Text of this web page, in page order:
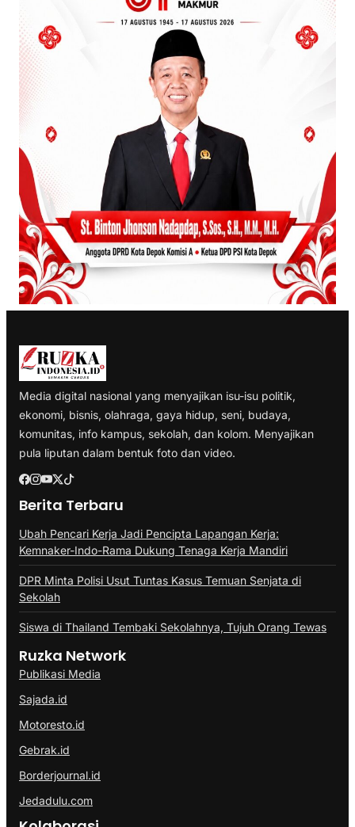
Media digital nasional yang menyajikan isu-isu politik,
ekonomi, bisnis, olahraga, gaya hidup, seni, budaya,
komunitas, info kampus, sekolah, dan kolom. Menyajikan
pula liputan dalam bentuk foto dan video.
Berita Terbaru
Ubah Pencari Kerja Jadi Pencipta Lapangan Kerja:
Kemnaker-Indo-Rama Dukung Tenaga Kerja Mandiri
DPR Minta Polisi Usut Tuntas Kasus Temuan Senjata di
Sekolah
Siswa di Thailand Tembaki Sekolahnya, Tujuh Orang Tewas
Ruzka Network
Publikasi Media
Sajada.id
Motoresto.id
Gebrak.id
Borderjournal.id
Jedadulu.com